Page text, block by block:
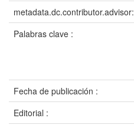
metadata.dc.contributor.advisor:
Palabras clave :
Fecha de publicación :
Editorial :